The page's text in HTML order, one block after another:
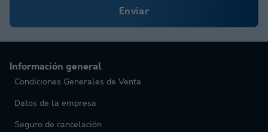
Enviar
Información general
Condiciones Generales de Venta
Datos de la empresa
Seguro de cancelación